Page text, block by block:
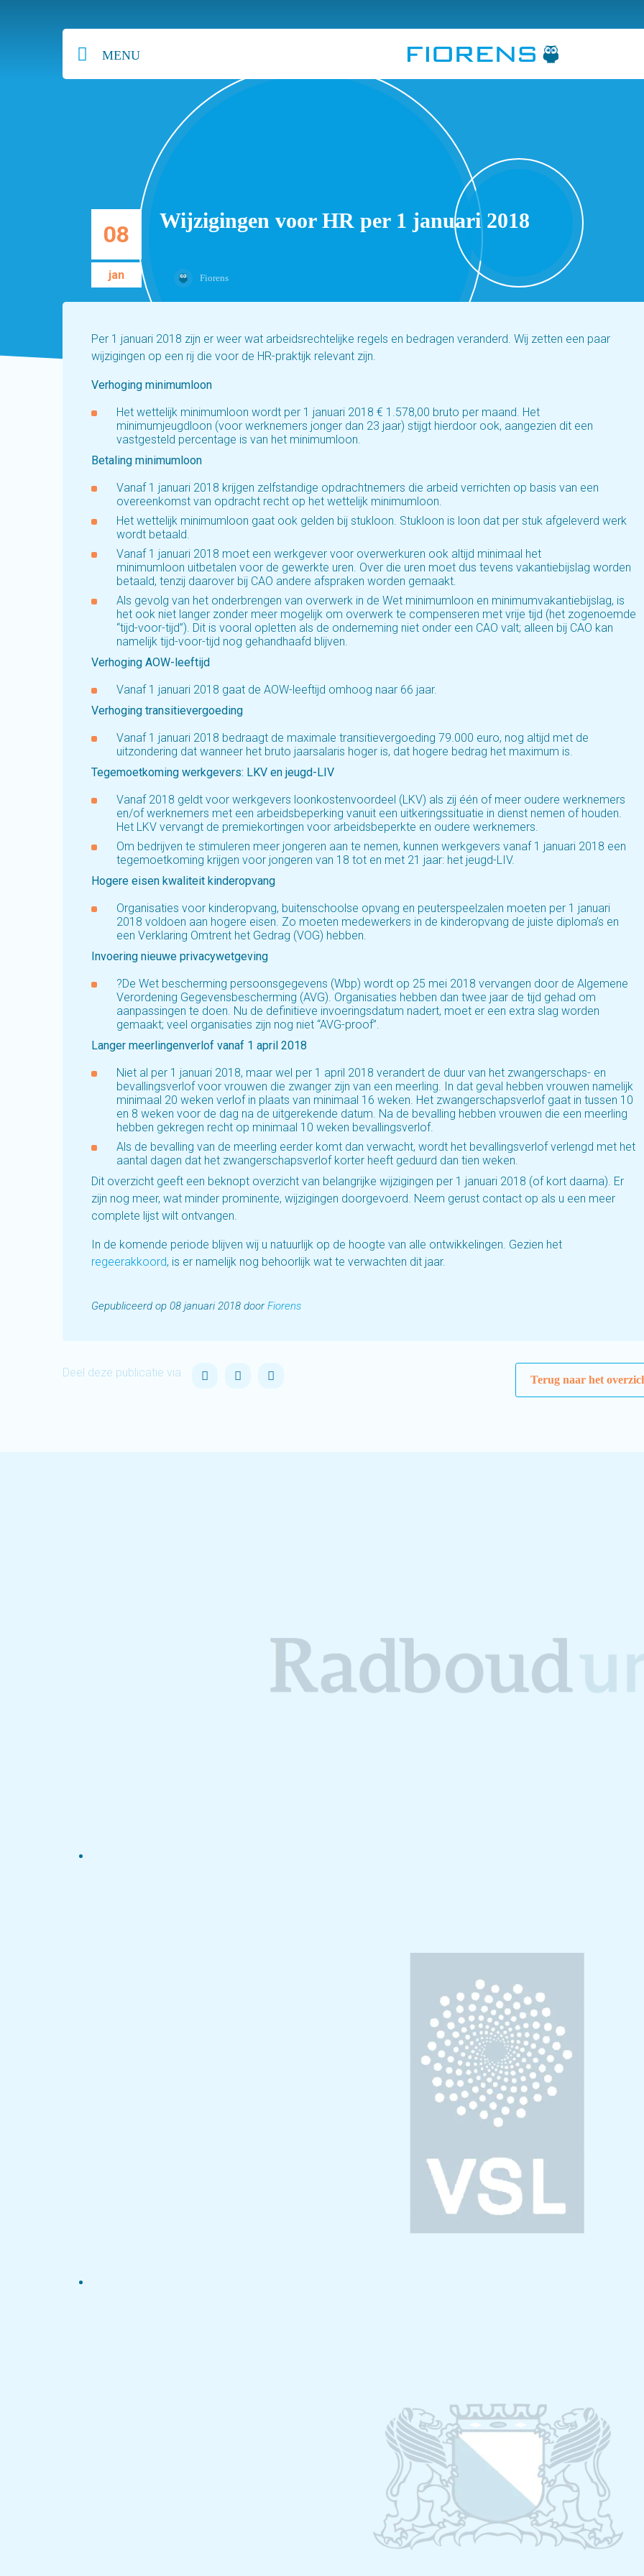
MENU
Wijzigingen voor HR per 1 januari 2018
08
jan Fiorens
Per 1 januari 2018 zijn er weer wat arbeidsrechtelijke regels en bedragen veranderd. Wij zetten een paar
wijzigingen op een rij die voor de HR-praktijk relevant zijn.
Verhoging minimumloon
Het wettelijk minimumloon wordt per 1 januari 2018 € 1.578,00 bruto per maand. Het
minimumjeugdloon (voor werknemers jonger dan 23 jaar) stijgt hierdoor ook, aangezien dit een
vastgesteld percentage is van het minimumloon.
Betaling minimumloon
Vanaf 1 januari 2018 krijgen zelfstandige opdrachtnemers die arbeid verrichten op basis van een
overeenkomst van opdracht recht op het wettelijk minimumloon.
Het wettelijk minimumloon gaat ook gelden bij stukloon. Stukloon is loon dat per stuk afgeleverd werk
wordt betaald.
Vanaf 1 januari 2018 moet een werkgever voor overwerkuren ook altijd minimaal het
minimumloon uitbetalen voor de gewerkte uren. Over die uren moet dus tevens vakantiebijslag worden
betaald, tenzij daarover bij CAO andere afspraken worden gemaakt.
Als gevolg van het onderbrengen van overwerk in de Wet minimumloon en minimumvakantiebijslag, is
het ook niet langer zonder meer mogelijk om overwerk te compenseren met vrije tijd (het zogenoemde
“tijd-voor-tijd”). Dit is vooral opletten als de onderneming niet onder een CAO valt; alleen bij CAO kan
namelijk tijd-voor-tijd nog gehandhaafd blijven.
Verhoging AOW-leeftijd
Vanaf 1 januari 2018 gaat de AOW-leeftijd omhoog naar 66 jaar.
Verhoging transitievergoeding
Vanaf 1 januari 2018 bedraagt de maximale transitievergoeding 79.000 euro, nog altijd met de
uitzondering dat wanneer het bruto jaarsalaris hoger is, dat hogere bedrag het maximum is.
Tegemoetkoming werkgevers: LKV en jeugd-LIV
Vanaf 2018 geldt voor werkgevers loonkostenvoordeel (LKV) als zij één of meer oudere werknemers
en/of werknemers met een arbeidsbeperking vanuit een uitkeringssituatie in dienst nemen of houden.
Het LKV vervangt de premiekortingen voor arbeidsbeperkte en oudere werknemers.
Om bedrijven te stimuleren meer jongeren aan te nemen, kunnen werkgevers vanaf 1 januari 2018 een
tegemoetkoming krijgen voor jongeren van 18 tot en met 21 jaar: het jeugd-LIV.
Hogere eisen kwaliteit kinderopvang
Organisaties voor kinderopvang, buitenschoolse opvang en peuterspeelzalen moeten per 1 januari
2018 voldoen aan hogere eisen. Zo moeten medewerkers in de kinderopvang de juiste diploma’s en
een Verklaring Omtrent het Gedrag (VOG) hebben.
Invoering nieuwe privacywetgeving
?De Wet bescherming persoonsgegevens (Wbp) wordt op 25 mei 2018 vervangen door de Algemene
Verordening Gegevensbescherming (AVG). Organisaties hebben dan twee jaar de tijd gehad om
aanpassingen te doen. Nu de definitieve invoeringsdatum nadert, moet er een extra slag worden
gemaakt; veel organisaties zijn nog niet “AVG-proof”.
Langer meerlingenverlof vanaf 1 april 2018
Niet al per 1 januari 2018, maar wel per 1 april 2018 verandert de duur van het zwangerschaps- en
bevallingsverlof voor vrouwen die zwanger zijn van een meerling. In dat geval hebben vrouwen namelijk
minimaal 20 weken verlof in plaats van minimaal 16 weken. Het zwangerschapsverlof gaat in tussen 10
en 8 weken voor de dag na de uitgerekende datum. Na de bevalling hebben vrouwen die een meerling
hebben gekregen recht op minimaal 10 weken bevallingsverlof.
Als de bevalling van de meerling eerder komt dan verwacht, wordt het bevallingsverlof verlengd met het
aantal dagen dat het zwangerschapsverlof korter heeft geduurd dan tien weken.
Dit overzicht geeft een beknopt overzicht van belangrijke wijzigingen per 1 januari 2018 (of kort daarna). Er
zijn nog meer, wat minder prominente, wijzigingen doorgevoerd. Neem gerust contact op als u een meer
complete lijst wilt ontvangen.
In de komende periode blijven wij u natuurlijk op de hoogte van alle ontwikkelingen. Gezien het
regeerakkoord, is er namelijk nog behoorlijk wat te verwachten dit jaar.
Gepubliceerd op 08 januari 2018 doorFiorens
Deel deze publicatie via
Terug naar het